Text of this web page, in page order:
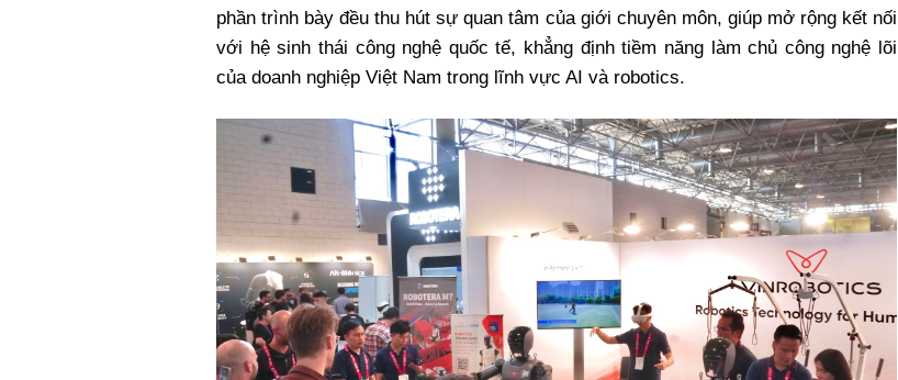
phần trình bày đều thu hút sự quan tâm của giới chuyên môn, giúp mở rộng kết nối
với hệ sinh thái công nghệ quốc tế, khẳng định tiềm năng làm chủ công nghệ lõi
của doanh nghiệp Việt Nam trong lĩnh vực AI và robotics.